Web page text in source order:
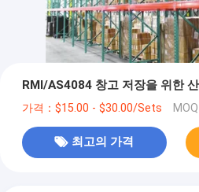
RMI/AS4084 창고 저장을 위한
가격：$15.00 - $30.00/Sets
최고의 가격